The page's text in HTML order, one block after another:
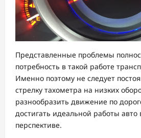
Представленные проблемы
потребность в такой работе
Именно поэтому не следует
стрелку тахометра на низких
разнообразить движение по
достигать идеальной работы авто
перспективе.